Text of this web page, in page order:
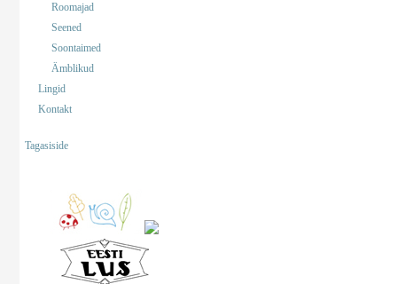
Roomajad
Seened
Soontaimed
Ämblikud
Lingid
Kontakt
Tagasiside